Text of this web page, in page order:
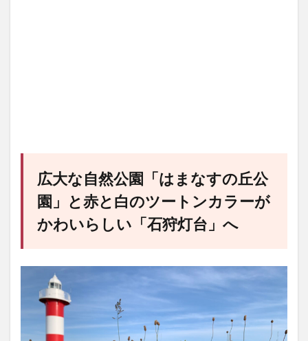
広大な自然公園「はまなすの丘公
園」と赤と白のツートンカラーが
かわいらしい「石狩灯台」へ